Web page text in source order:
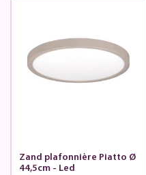
Zand plafonnière Piatto Ø
44,5cm - Led